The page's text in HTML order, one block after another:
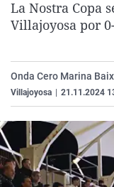
La Nostra Copa
Villajoyosa por
Onda Cero Marina
Villajoyosa 21.11.2024